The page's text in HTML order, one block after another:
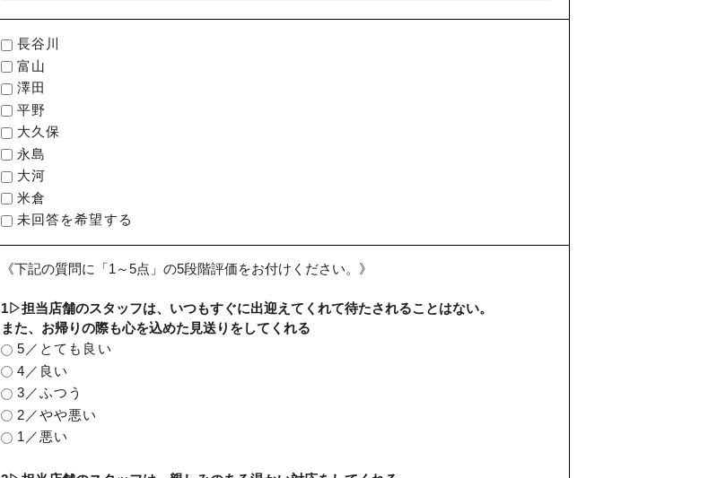
長谷川
富山
澤田
平野
大久保
永島
大河
米倉
未回答を希望する
《下記の質問に「1～5点」の5段階評価をお付けください。》
1▷担当店舗のスタッフは、いつもすぐに出迎えてくれて待たされることはない。
また、お帰りの際も心を込めた見送りをしてくれる
5／とても良い
4／良い
3／ふつう
2／やや悪い
1／悪い